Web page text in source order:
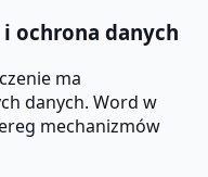
ochrona danych
ma
danych. Word w
mechanizmów